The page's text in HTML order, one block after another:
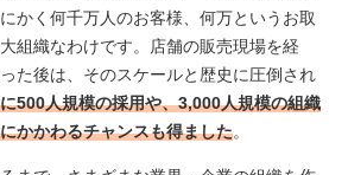
かく何千万人のお客様、何万というお取
組織なわけです。店舗の販売現場を経
た後は、そのスケールと歴史に圧倒され
500人規模の採用や、3,000人規模の組織
かかわるチャンスも得ました。